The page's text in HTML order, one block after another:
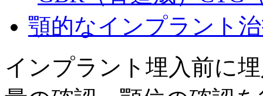
インプラント埋入前に